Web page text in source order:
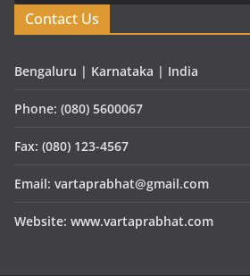
Contact Us
Bengaluru | Karnataka | India
Phone: (080) 5600067
Fax: (080) 123-4567
Email: vartaprabhat@gmail.com
Website: www.vartaprabhat.com